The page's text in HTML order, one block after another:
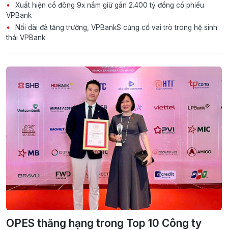
Xuất hiện cổ đông 9x nắm giữ gần 2.400 tỷ đồng cổ phiếu
VPBank
Nối dài đà tăng trưởng, VPBankS củng cố vai trò trong hệ sinh
thái VPBank
OPES thăng hạng trong Top 10 Công ty